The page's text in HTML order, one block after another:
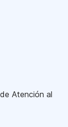
Atención al